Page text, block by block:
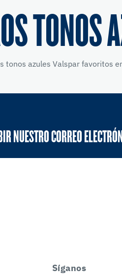
TONOS
tonos azules Valspar favoritos
NUESTRO CORREO
Síganos